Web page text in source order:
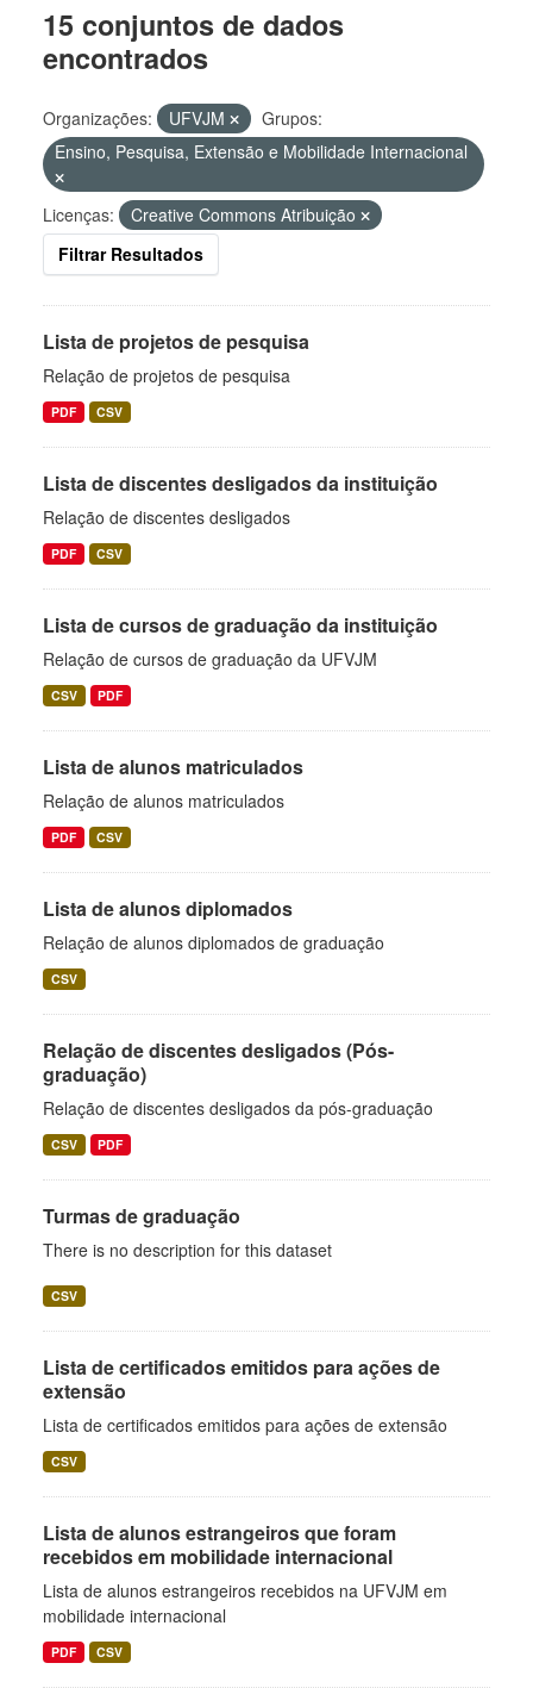
15 conjuntos de dados
encontrados
Organizações: UFVJM
Grupos:
Ensino, Pesquisa, Extensão e Mobilidade Internacional
Licenças:
Creative Commons Atribuição
Filtrar Resultados
Lista de projetos de pesquisa
Relação de projetos de pesquisa
PDF CSV
Lista de discentes desligados da instituição
Relação de discentes desligados
PDF CSV
Lista de cursos de graduação da instituição
Relação de cursos de graduação da UFVJM
CSV PDF
Lista de alunos matriculados
Relação de alunos matriculados
PDF CSV
Lista de alunos diplomados
Relação de alunos diplomados de graduação
CSV
Relação de discentes desligados (Pós-
graduação)
Relação de discentes desligados da pós-graduação
CSV PDF
Turmas de graduação
There is no description for this dataset
CSV
Lista de certificados emitidos para ações de
extensão
Lista de certificados emitidos para ações de extensão
CSV
Lista de alunos estrangeiros que foram
recebidos em mobilidade internacional
Lista de alunos estrangeiros recebidos na UFVJM em
mobilidade internacional
PDF CSV